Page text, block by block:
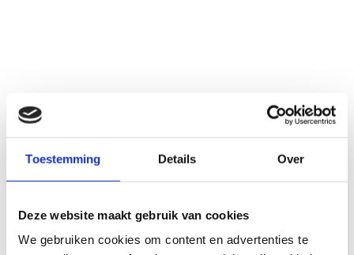
Toestemming Details Over
Deze website maakt gebruik van cookies
We gebruiken cookies om content en advertenties te